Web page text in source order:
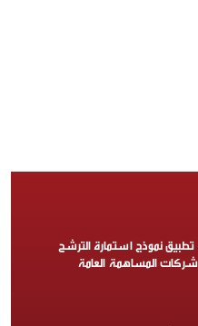
نموذج استمارة الترشح
المساهمة العامة